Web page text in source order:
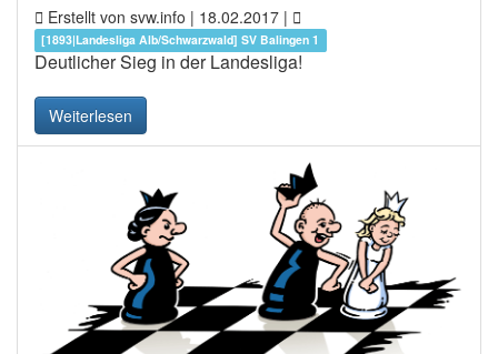
Erstellt von svw.info | 18.02.2017 |
[1893|Landesliga Alb/Schwarzwald] SV Balingen 1
Deutlicher Sieg in der Landesliga!
Weiterlesen